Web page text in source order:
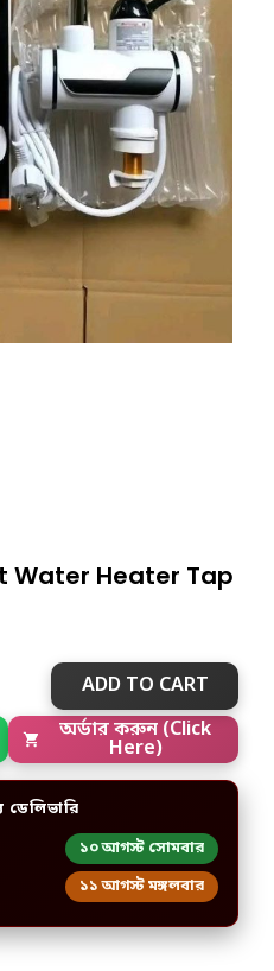
Water Heater Tap
ADD TO CART
অর্ডার করুন (Click
Here)
১০ আগস্ট সোমবার
১১ আগস্ট মঙ্গলবার